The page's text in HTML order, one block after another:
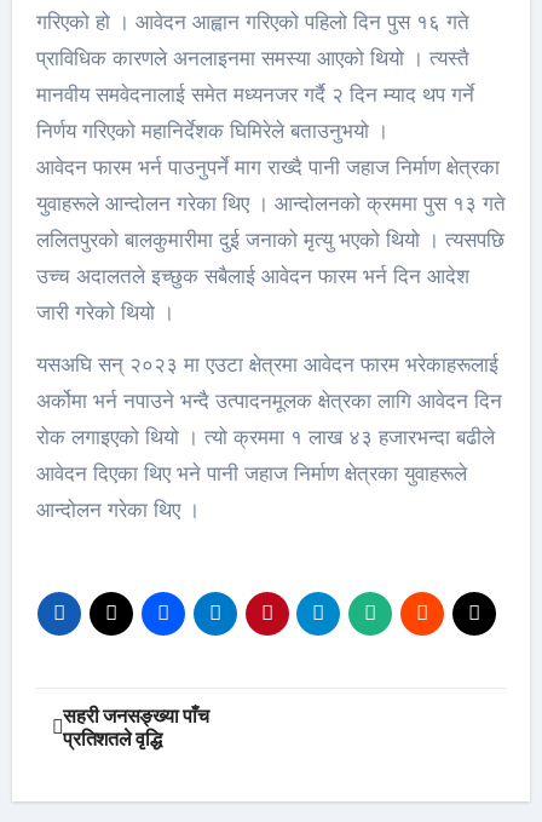
गरिएको हो । आवेदन आह्वान गरिएको पहिलो दिन पुस १६ गते
प्राविधिक कारणले अनलाइनमा समस्या आएको थियो । त्यस्तै
मानवीय समवेदनालाई समेत मध्यनजर गर्दै २ दिन म्याद थप गर्ने
निर्णय गरिएको महानिर्देशक घिमिरेले बताउनुभयो ।
आवेदन फारम भर्न पाउनुपर्ने माग राख्दै पानी जहाज निर्माण क्षेत्रका
युवाहरूले आन्दोलन गरेका थिए । आन्दोलनको क्रममा पुस १३ गते
ललितपुरको बालकुमारीमा दुई जनाको मृत्यु भएको थियो । त्यसपछि
उच्च अदालतले इच्छुक सबैलाई आवेदन फारम भर्न दिन आदेश
जारी गरेको थियो ।
यसअघि सन् २०२३ मा एउटा क्षेत्रमा आवेदन फारम भरेकाहरूलाई
अर्कोमा भर्न नपाउने भन्दै उत्पादनमूलक क्षेत्रका लागि आवेदन दिन
रोक लगाइएको थियो । त्यो क्रममा १ लाख ४३ हजारभन्दा बढीले
आवेदन दिएका थिए भने पानी जहाज निर्माण क्षेत्रका युवाहरूले
आन्दोलन गरेका थिए ।
Post
navigation
सहरी जनसङ्ख्या पाँच
प्रतिशतले वृद्धि